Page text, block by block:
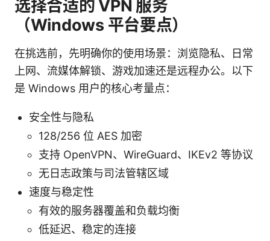
选择合适的 VPN 服务
（Windows 平台要点）
在挑选前，先明确你的使用场景：浏览隐私、日常
上网、流媒体解锁、游戏加速还是远程办公。以下
是 Windows 用户的核心考量点：
安全性与隐私
128/256 位 AES 加密
支持 OpenVPN、WireGuard、IKEv2 等协议
无日志政策与司法管辖区域
速度与稳定性
有效的服务器覆盖和负载均衡
低延迟、稳定的连接